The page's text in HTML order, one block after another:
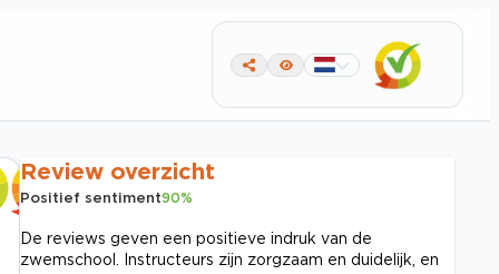
Review overzicht
Positief sentiment90%
De reviews geven een positieve indruk van de
zwemschool. Instructeurs zijn zorgzaam en duidelijk, en